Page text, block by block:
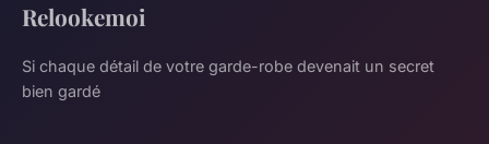
Relookemoi
Si chaque détail de votre garde-robe devenait un secret
bien gardé